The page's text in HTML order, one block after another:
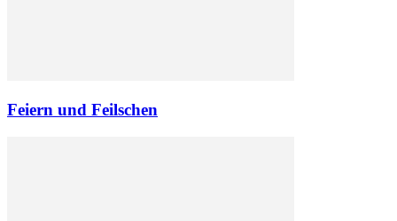
Feiern und Feilschen